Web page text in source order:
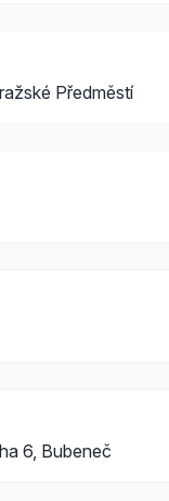
Předměstí
6, Bubeneč